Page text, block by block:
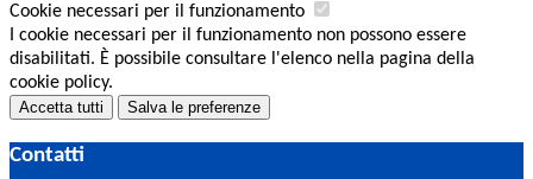
Cookie necessari per il funzionamento
I cookie necessari per il funzionamento non possono essere
disabilitati. È possibile consultare l'elenco nella pagina della
cookie policy.
Accetta tutti Salva le preferenze
Contatti